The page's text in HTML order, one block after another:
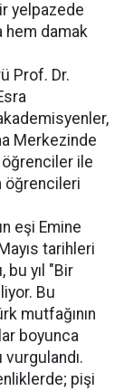
yelpazede
hem damak
Prof. Dr.
Merkezinde
öğrenciler ile
öğrencileri
eşi Emine
tarihleri
bu yıl "Bir
Bu
mutfağının
boyunca
pişi